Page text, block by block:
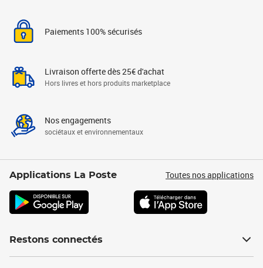
Paiements 100% sécurisés
Livraison offerte dès 25€ d'achat
Hors livres et hors produits marketplace
Nos engagements
sociétaux et environnementaux
Applications La Poste Toutes nos applications
Restons connectés